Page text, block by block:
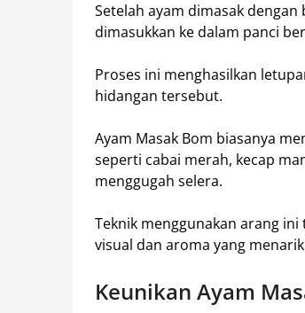
Setelah ayam dimasak
dimasukkan ke dalam panci
Proses ini menghasilkan
hidangan tersebut.
Ayam Masak Bom biasanya
seperti cabai merah, kecap
menggugah selera.
Teknik menggunakan arang
visual dan aroma yang
Keunikan Ayam